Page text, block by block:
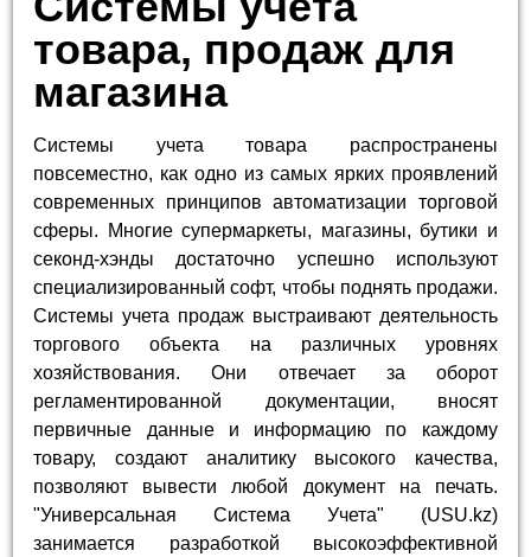
товара, продаж для
магазина
Системы учета товара распространены
повсеместно, как одно из самых ярких проявлений
современных принципов автоматизации торговой
сферы. Многие супермаркеты, магазины, бутики и
секонд-хэнды достаточно успешно используют
специализированный софт, чтобы поднять продажи.
Системы учета продаж выстраивают деятельность
торгового объекта на различных уровнях
хозяйствования. Они отвечает за оборот
регламентированной документации, вносят
первичные данные и информацию по каждому
товару, создают аналитику высокого качества,
позволяют вывести любой документ на печать.
"Универсальная Система Учета" (USU.kz)
занимается разработкой высокоэффективной